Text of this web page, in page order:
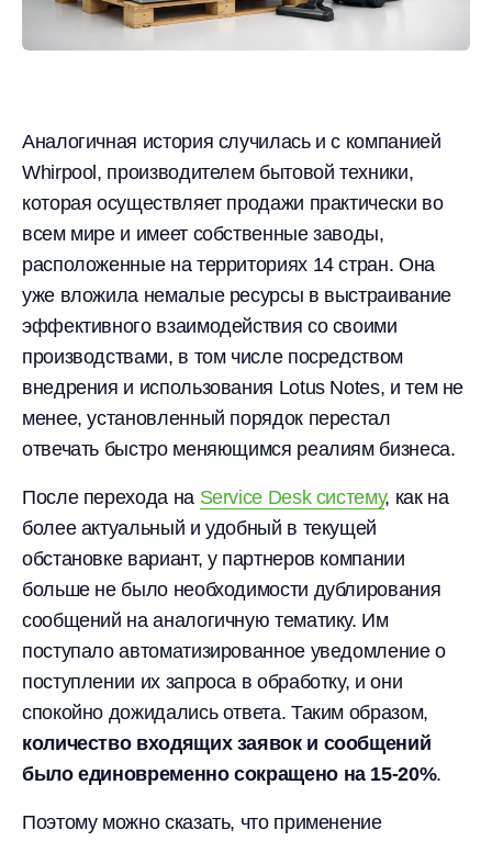
Аналогичная история случилась и с компанией
Whirpool, производителем бытовой техники,
которая осуществляет продажи практически во
всем мире и имеет собственные заводы,
расположенные на территориях 14 стран. Она
уже вложила немалые ресурсы в выстраивание
эффективного взаимодействия со своими
производствами, в том числе посредством
внедрения и использования Lotus Notes, и тем не
менее, установленный порядок перестал
отвечать быстро меняющимся реалиям бизнеса.
После перехода на Service Desk систему, как на
более актуальный и удобный в текущей
обстановке вариант, у партнеров компании
больше не было необходимости дублирования
сообщений на аналогичную тематику. Им
поступало автоматизированное уведомление о
поступлении их запроса в обработку, и они
спокойно дожидались ответа. Таким образом,
количество входящих заявок и сообщений
было единовременно сокращено на 15-20%.
Поэтому можно сказать, что применение